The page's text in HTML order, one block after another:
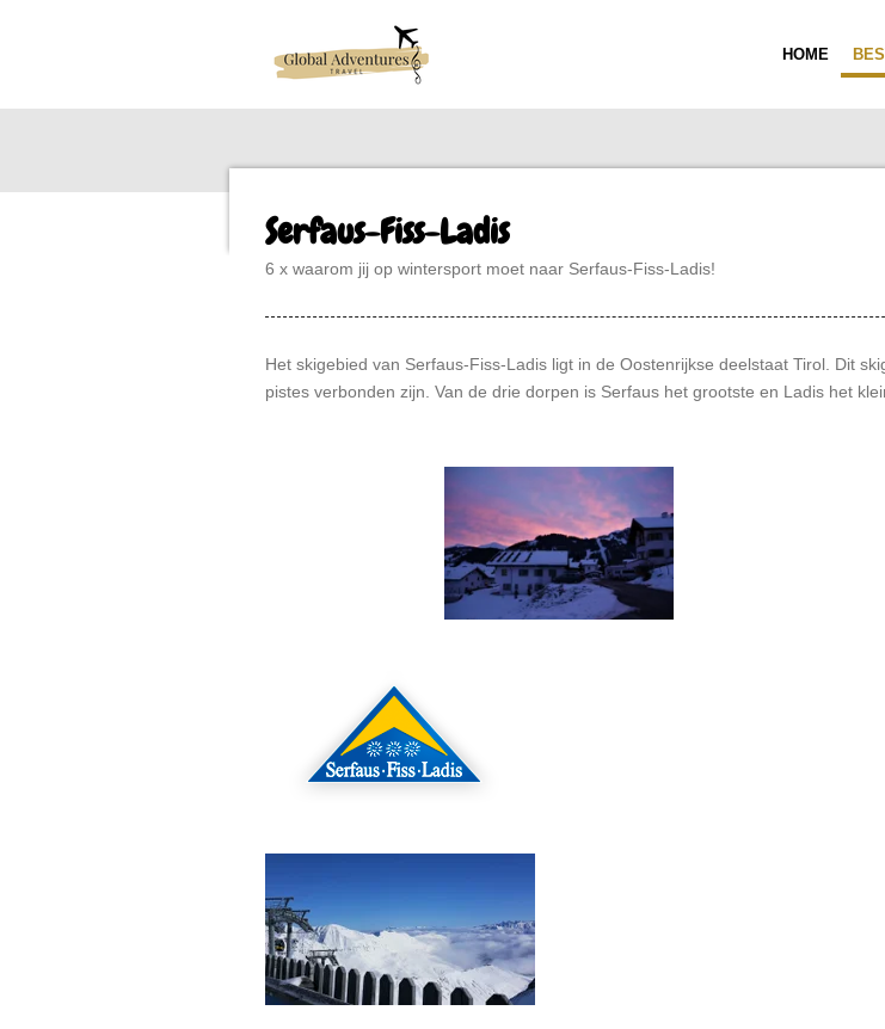
de
HOME
Serfaus-Fiss-Ladis
6 x waarom jij op wintersport moet naar Serfaus-Fiss-Ladis!
Het skigebied van Serfaus-Fiss-Ladis ligt in de Oostenrijkse deelstaat Tirol. Dit
pistes verbonden zijn. Van de drie dorpen is Serfaus het grootste en Ladis het